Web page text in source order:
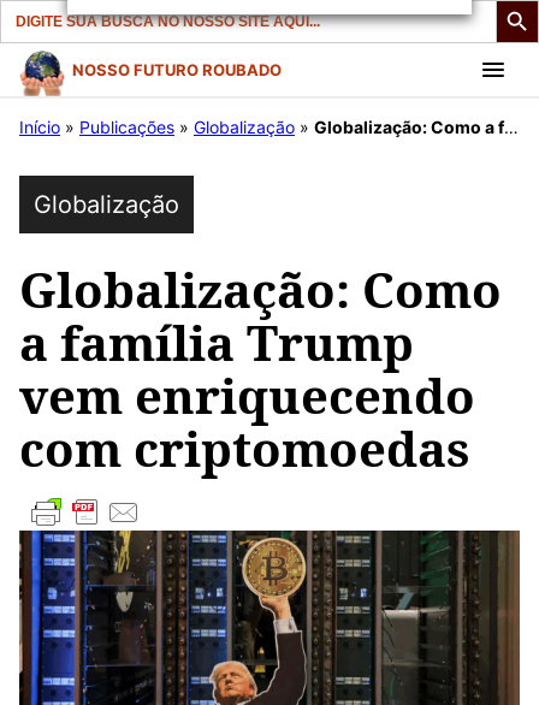
Search
for:
Pular
para
conteúdo
NOSSO FUTURO ROUBADO
Início » Publicações » Globalização » Globalização: Como a família Trump vem enriquecendo com criptomoedas
Globalização
Globalização: Como
a família Trump
vem enriquecendo
com criptomoedas